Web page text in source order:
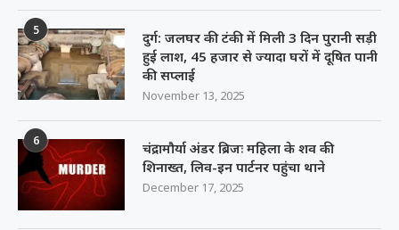
5
दुर्ग: जलघर की टंकी में मिली 3 दिन पुरानी सड़ी
हुई लाश, 45 हजार से ज्यादा घरों में दूषित पानी
की सप्लाई
November 13, 2025
6
चंद्रामौर्या अंडर ब्रिजः महिला के शव की
शिनाख्त, लिव-इन पार्टनर पहुंचा थाने
December 17, 2025